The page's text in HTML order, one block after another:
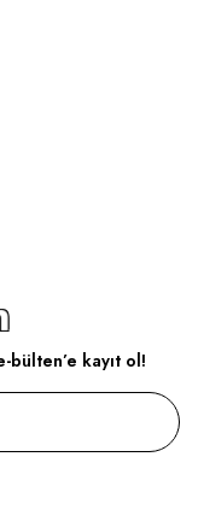
bülten’e kayıt ol!